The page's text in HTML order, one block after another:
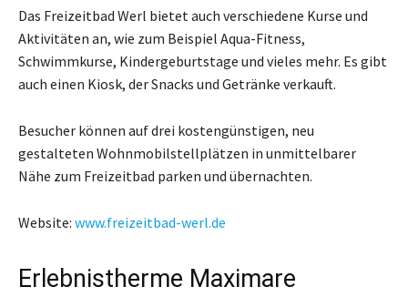
Das Freizeitbad Werl bietet auch verschiedene Kurse und
Aktivitäten an, wie zum Beispiel Aqua-Fitness,
Schwimmkurse, Kindergeburtstage und vieles mehr. Es gibt
auch einen Kiosk, der Snacks und Getränke verkauft.
Besucher können auf drei kostengünstigen, neu
gestalteten Wohnmobilstellplätzen in unmittelbarer
Nähe zum Freizeitbad parken und übernachten.
Website: www.freizeitbad-werl.de
Erlebnistherme Maximare